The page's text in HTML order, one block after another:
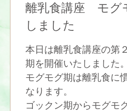
離乳食講座 モ
しました
本日は離乳食講座の第
期を開催いたしました。
モグモグ期は離乳食に
なります。
ゴックン期からモグモ